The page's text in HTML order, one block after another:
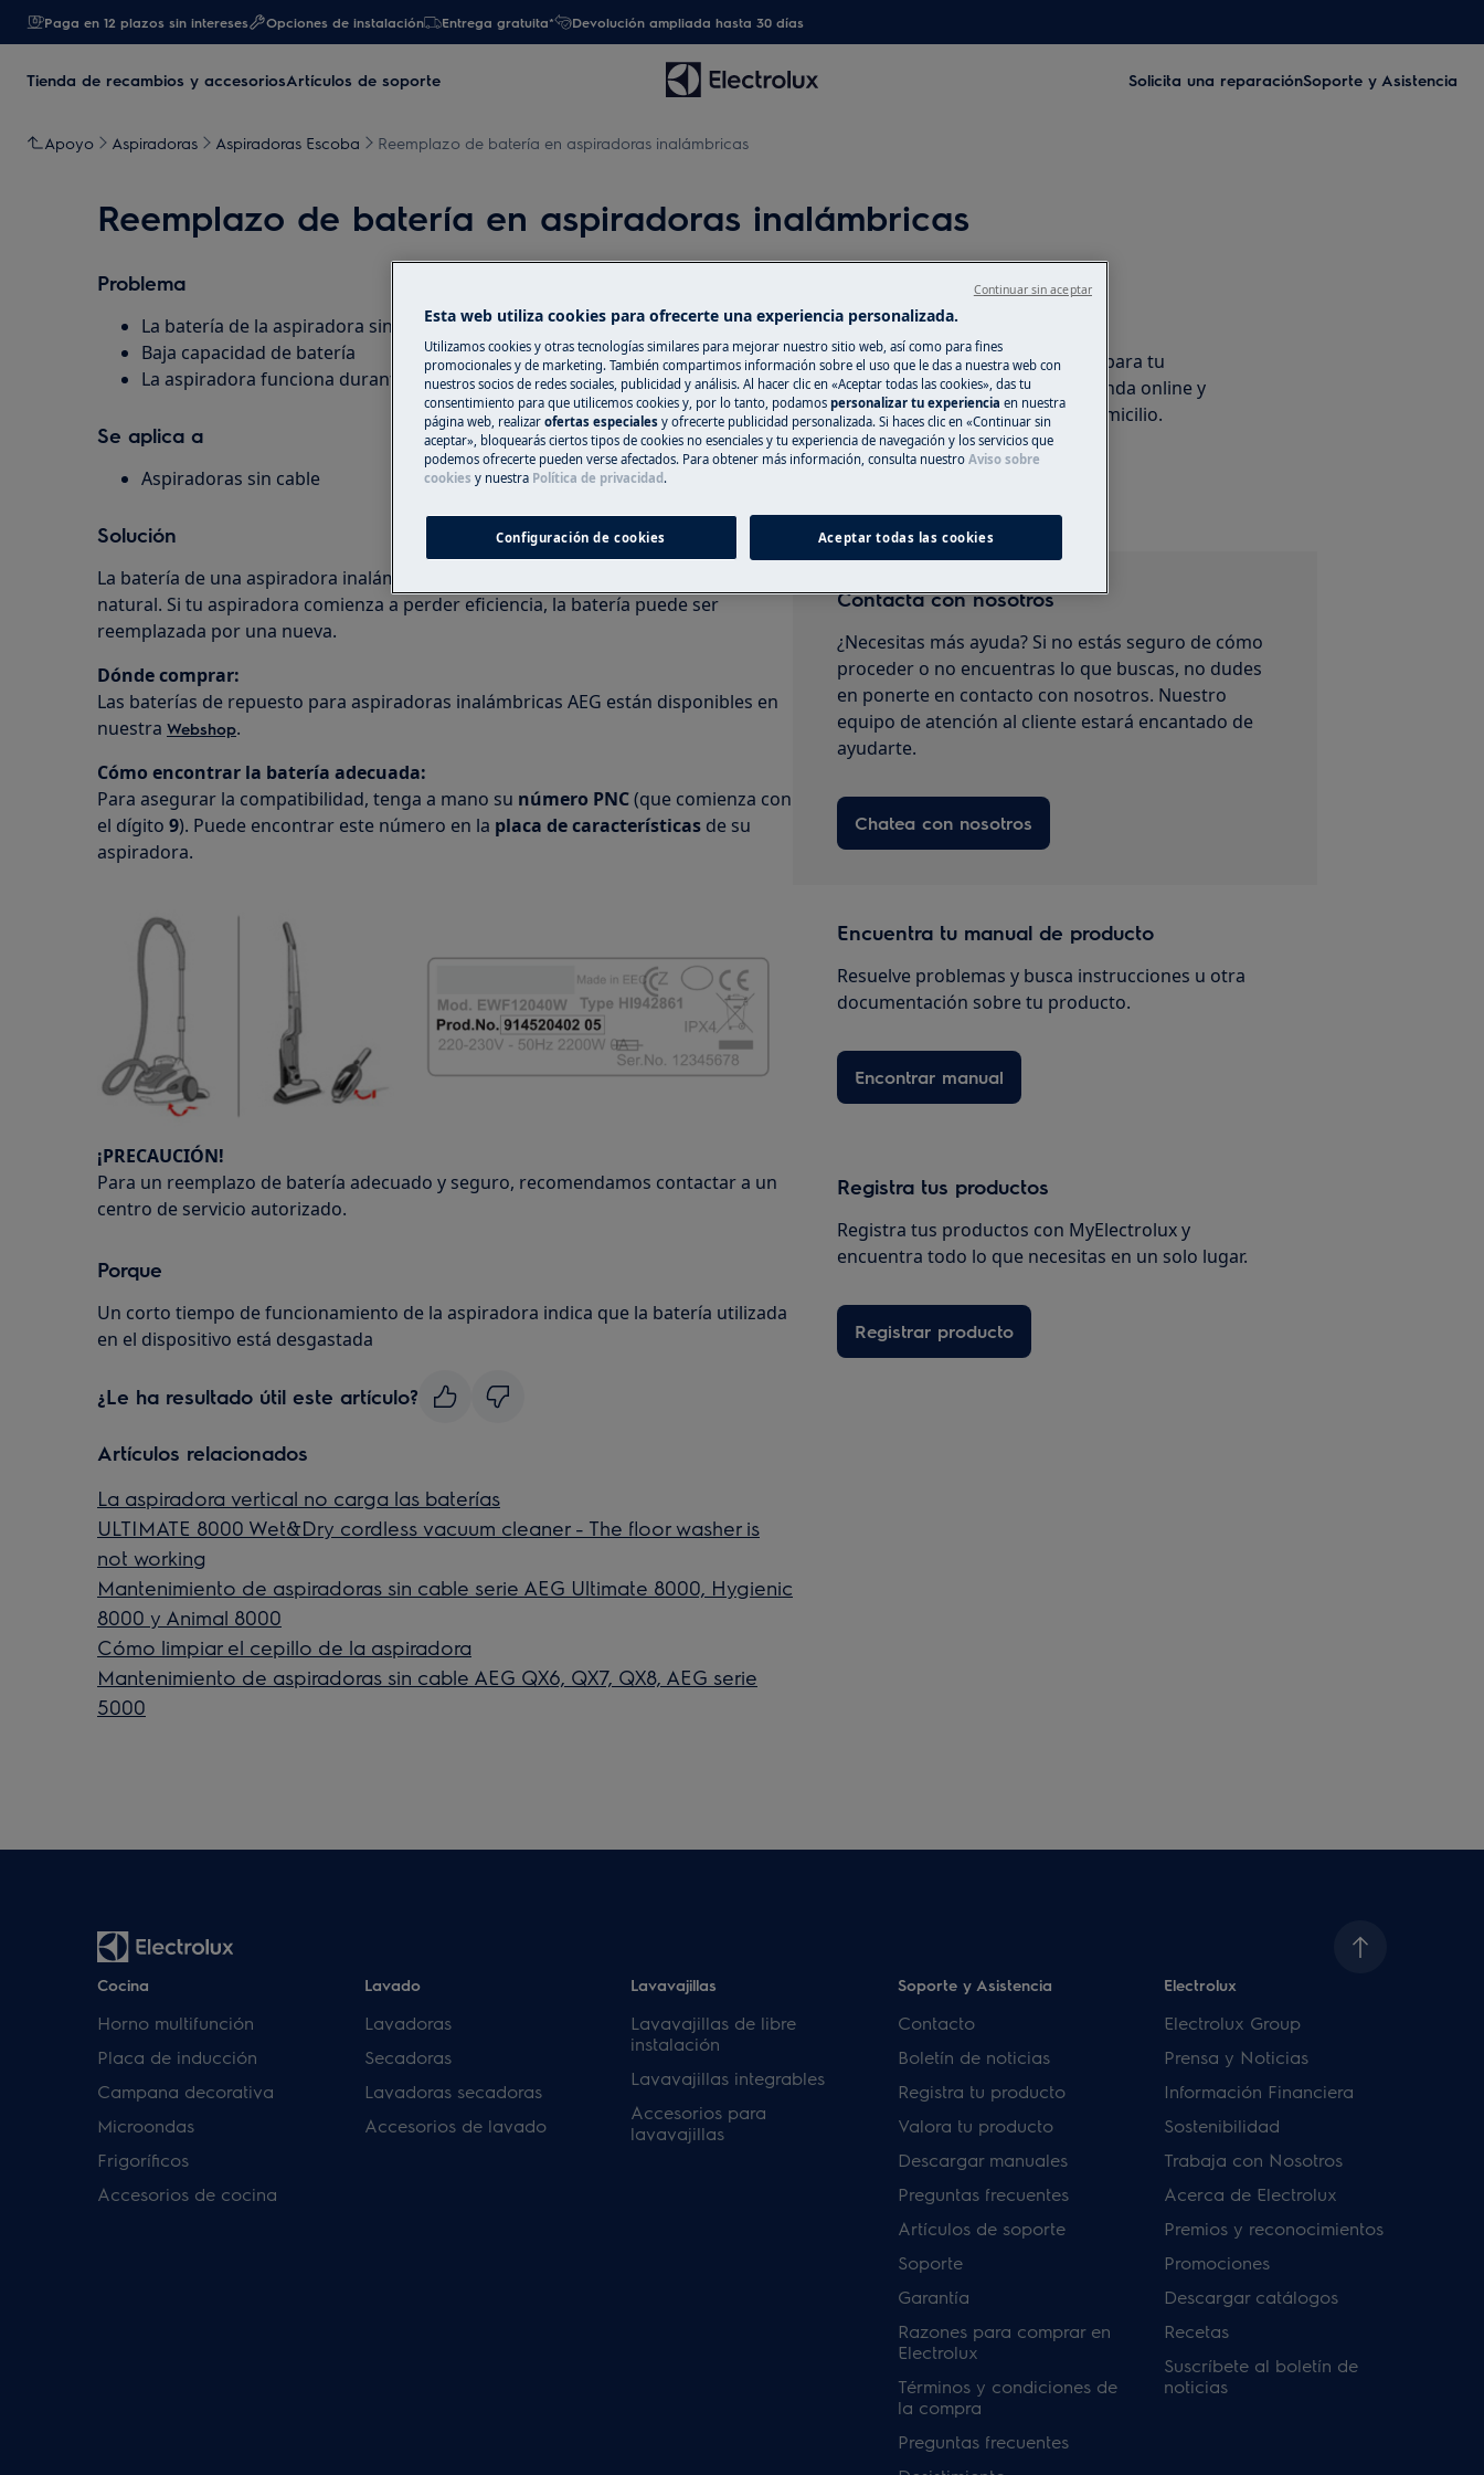
Paga en 12 plazos sin intereses Opciones de instalación Entrega gratuita* Devolución ampliada hasta 30 días
Tienda de recambios y accesoriosArtículos de soporte Solicita una reparaciónSoporte y Asistencia
Apoyo Aspiradoras Aspiradoras Escoba Reemplazo de batería en aspiradoras inalámbricas
Reemplazo de batería en aspiradoras inalámbricas
Problema
La batería de la aspiradora sin cable no se está cargando
Baja capacidad de batería
La aspiradora funciona durante un tiempo muy corto
Se aplica a
Aspiradoras sin cable
Solución
La batería de una aspiradora inalámbrica es un componente sujeto a desgaste
natural. Si tu aspiradora comienza a perder eficiencia, la batería puede ser
reemplazada por una nueva.
Dónde comprar:
Las baterías de repuesto para aspiradoras inalámbricas AEG están disponibles en
nuestra Webshop.
Cómo encontrar la batería adecuada:
Para asegurar la compatibilidad, tenga a mano su número PNC(que comienza con
el dígito 9). Puede encontrar este número en la placa de características de su
aspiradora.
¡PRECAUCIÓN!
Para un reemplazo de batería adecuado y seguro, recomendamos contactar a un
centro de servicio autorizado.
Porque
Un corto tiempo de funcionamiento de la aspiradora indica que la batería utilizada
en el dispositivo está desgastada
¿Le ha resultado útil este artículo?
Artículos relacionados
La aspiradora vertical no carga las baterías
ULTIMATE 8000 Wet&Dry cordless vacuum cleaner - The floor washer is
not working
Mantenimiento de aspiradoras sin cable serie AEG Ultimate 8000, Hygienic
8000 y Animal 8000
Cómo limpiar el cepillo de la aspiradora
Mantenimiento de aspiradoras sin cable AEG QX6, QX7, QX8, AEG serie
5000
Repuestos y Accesorios
Encuentra repuestos originales para tu
electrodoméstico en nuestra tienda online y
recíbelos directamente en tu domicilio.
Contacta con nosotros
¿Necesitas más ayuda? Si no estás seguro de cómo
proceder o no encuentras lo que buscas, no dudes
en ponerte en contacto con nosotros. Nuestro
equipo de atención al cliente estará encantado de
ayudarte.
Chatea con nosotros
Encuentra tu manual de producto
Resuelve problemas y busca instrucciones u otra
documentación sobre tu producto.
Encontrar manual
Registra tus productos
Registra tus productos con MyElectrolux y
encuentra todo lo que necesitas en un solo lugar.
Registrar producto
Cocina
Horno multifunción
Placa de inducción
Campana decorativa
Microondas
Frigoríficos
Accesorios de cocina
Lavado
Lavadoras
Secadoras
Lavadoras secadoras
Accesorios de lavado
Lavavajillas
Lavavajillas de libre
instalación
Lavavajillas integrables
Accesorios para
lavavajillas
Soporte y Asistencia
Contacto
Boletín de noticias
Registra tu producto
Valora tu producto
Descargar manuales
Preguntas frecuentes
Artículos de soporte
Soporte
Garantía
Razones para comprar en
Electrolux
Términos y condiciones de
la compra
Preguntas frecuentes
Electrolux
Electrolux Group
Prensa y Noticias
Información Financiera
Sostenibilidad
Trabaja con Nosotros
Acerca de Electrolux
Premios y reconocimientos
Promociones
Descargar catálogos
Recetas
Suscríbete al boletín de
noticias
Esta web utiliza cookies para ofrecerte una experiencia personalizada.
Utilizamos cookies y otras tecnologías similares para mejorar nuestro sitio web, así como para fines
promocionales y de marketing. También compartimos información sobre el uso que le das a nuestra web con
nuestros socios de redes sociales, publicidad y análisis. Al hacer clic en «Aceptar todas las cookies», das tu
consentimiento para que utilicemos cookies y, por lo tanto, podamos personalizar tu experiencia en nuestra
página web, realizar ofertas especiales y ofrecerte publicidad personalizada. Si haces clic en «Continuar sin
aceptar», bloquearás ciertos tipos de cookies no esenciales y tu experiencia de navegación y los servicios que
podemos ofrecerte pueden verse afectados. Para obtener más información, consulta nuestro Aviso sobre
cookies y nuestra Política de privacidad.
Configuración de cookies Aceptar todas las cookies
Continuar sin aceptar